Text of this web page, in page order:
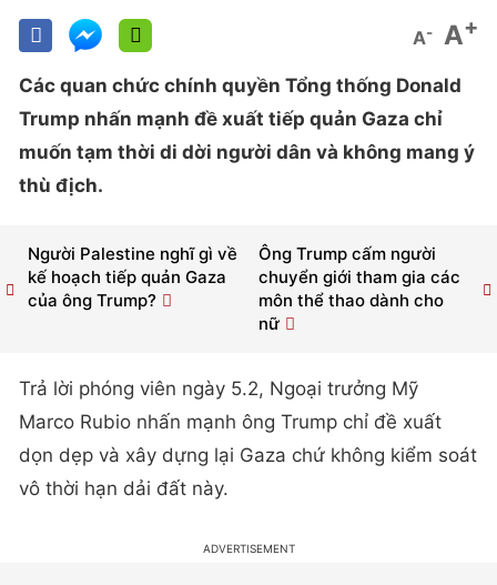
A- A+
Các quan chức chính quyền Tổng thống Donald
Trump nhấn mạnh đề xuất tiếp quản Gaza chỉ
muốn tạm thời di dời người dân và không mang ý
thù địch.
Ông Trump cấm người
chuyển giới tham gia các
môn thể thao dành cho
nữ
Người Palestine nghĩ gì về
kế hoạch tiếp quản Gaza
của ông Trump?
Trả lời phóng viên ngày 5.2, Ngoại trưởng Mỹ
Marco Rubio nhấn mạnh ông Trump chỉ đề xuất
dọn dẹp và xây dựng lại Gaza chứ không kiểm soát
vô thời hạn dải đất này.